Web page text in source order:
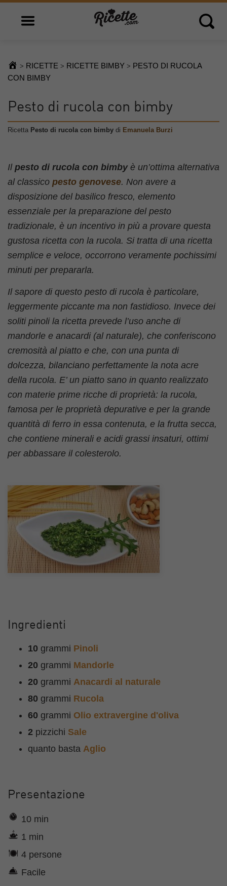
Open main menu Open
> RICETTE > RICETTE BIMBY > PESTO DI RUCOLA
CON BIMBY
Pesto di rucola con bimby
Ricetta Pesto di rucola con bimby di Emanuela Burzi
Ilpesto di rucola con bimbyè un’ottima alternativa
al classico pesto genovese. Non avere a
disposizione del basilico fresco, elemento
essenziale per la preparazione del pesto
tradizionale, è un incentivo in più a provare questa
gustosa ricetta con la rucola. Si tratta di una ricetta
semplice e veloce, occorrono veramente pochissimi
minuti per prepararla.
Il sapore di questo pesto di rucola è particolare,
leggermente piccante ma non fastidioso. Invece dei
soliti pinoli la ricetta prevede l’uso anche di
mandorle e anacardi (al naturale), che conferiscono
cremosità al piatto e che, con una punta di
dolcezza, bilanciano perfettamente la nota acre
della rucola. E’ un piatto sano in quanto realizzato
con materie prime ricche di proprietà: la rucola,
famosa per le proprietà depurative e per la grande
quantità di ferro in essa contenuta, e la frutta secca,
che contiene minerali e acidi grassi insaturi, ottimi
per abbassare il colesterolo.
Ingredienti
10 grammi Pinoli
20 grammi Mandorle
20 grammi Anacardi al naturale
80 grammi Rucola
60 grammi Olio extravergine d'oliva
2 pizzichi Sale
quanto basta Aglio
Presentazione
10 min
1 min
4 persone
Facile